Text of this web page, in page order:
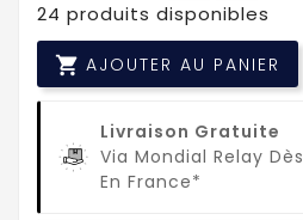
24 produits disponibles
 AJOUTER AU PANIER
Livraison Gratuite
Via Mondial Relay
En France*